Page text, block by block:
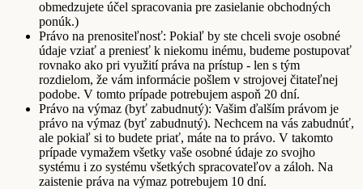
obmedzujete účel spracovania pre zasielanie obchodných
ponúk.)
Právo na prenositeľnosť: Pokiaľ by ste chceli svoje osobné
údaje vziať a preniesť k niekomu inému, budeme postupovať
rovnako ako pri využití práva na prístup - len s tým
rozdielom, že vám informácie pošlem v strojovej čitateľnej
podobe. V tomto prípade potrebujem aspoň 20 dní.
Právo na výmaz (byť zabudnutý): Vašim ďalším právom je
právo na výmaz (byť zabudnutý). Nechcem na vás zabudnúť,
ale pokiaľ si to budete priať, máte na to právo. V takomto
prípade vymažem všetky vaše osobné údaje zo svojho
systému i zo systému všetkých spracovateľov a záloh. Na
zaistenie práva na výmaz potrebujem 10 dní.